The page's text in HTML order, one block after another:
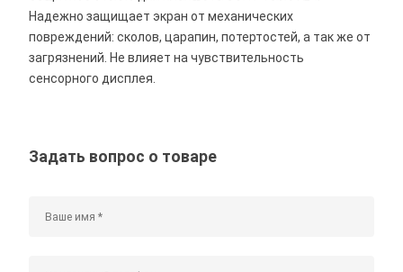
Надежно защищает экран от механических
повреждений: сколов, царапин, потертостей, а так же от
загрязнений. Не влияет на чувствительность
сенсорного дисплея.
Задать вопрос о товаре